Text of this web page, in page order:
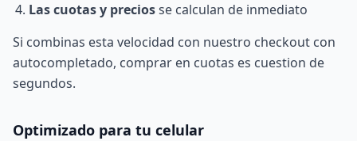
Las cuotas y preciosse calculan de inmediato
Si combinas esta velocidad con nuestro checkout con
autocompletado, comprar en cuotas es cuestion de
segundos.
Optimizado para tu celular